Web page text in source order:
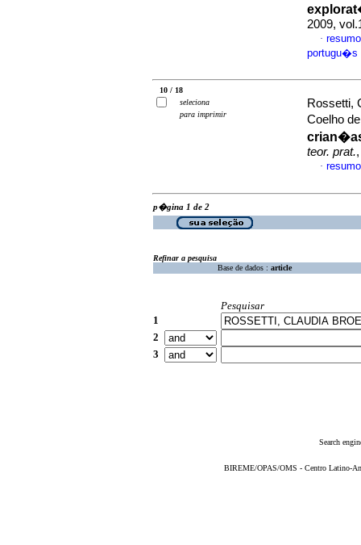
2009,
·
portugu�s
10 / 18
seleciona
para imprimir
Rossetti,
Coelho
teor. prat.
·
p�gina 1 de 2
Refinar a pesquisa
Base de dados : article
Pesquisar
1
2
3
Search
BIREME/OPAS/OMS - Centro Latino-